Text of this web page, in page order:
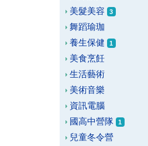
美髮美容
3
舞蹈瑜珈
養生保健
1
美食烹飪
生活藝術
美術音樂
資訊電腦
國高中營隊
1
兒童冬令營